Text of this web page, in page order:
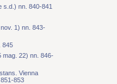
s.d.) nn. 840-841
1) nn. 843-
845
mag. 22) nn. 846-
Vienna
853